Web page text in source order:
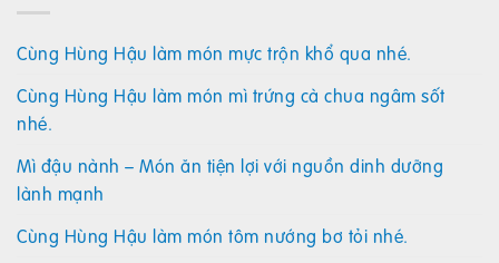
Cùng Hùng Hậu làm món mực trộn khổ qua nhé.
Cùng Hùng Hậu làm món mì trứng cà chua ngâm sốt
nhé.
Mì đậu nành – Món ăn tiện lợi với nguồn dinh dưỡng
lành mạnh
Cùng Hùng Hậu làm món tôm nướng bơ tỏi nhé.